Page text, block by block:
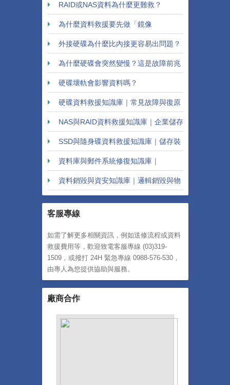
RAID或NAS資料為什麼更難救？
為什麼資料救援要先做「鏡像
（Clone）」？
外接硬碟為什麼比內接更容易出問題？
為什麼硬碟會突然變慢？這是故障前兆
嗎？
硬碟壞軌會影響資料嗎？
硬碟資料救援知識庫｜常見故障與復原
方法
NAS與RAID資料救援知識庫｜企業儲存
系統解析
SSD與隨身碟資料救援知識庫｜儲存裝
置修復指南
資料庫與郵件系統修復知識庫｜
Outlook / SQL / Oracle
資料銷毀與資安知識庫｜邏輯銷毀與物
客服專線
如需了解更多相關資訊，例如送修流程或資料
救援費用等，歡迎致電客服專線 (03)319-
1509，或撥打 24H 緊急專線 0988-576-530，
由專人為您提供協助與服務。
廠商合作